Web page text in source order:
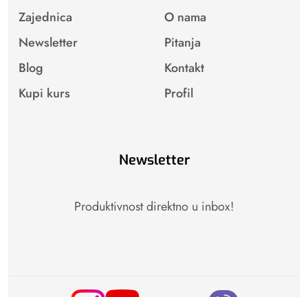
Zajednica
Newsletter
Blog
Kupi kurs
O nama
Pitanja
Kontakt
Profil
Newsletter
Produktivnost direktno u inbox!